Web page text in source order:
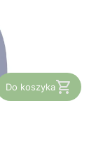
Do koszyka